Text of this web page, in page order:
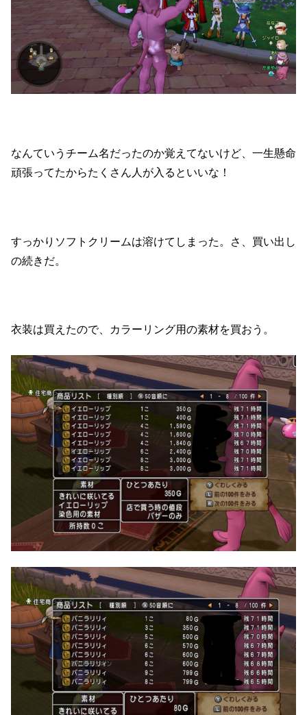
なんていうチーム名だったのか覚えてないけど、一生懸命
頑張ってたからたくさん人が入るといいな！
すっかりソフトクリームは溶けてしまった。さ、買い出し
の続きだ。
衣装は買えたので、カラーリング用の素材を買おう。